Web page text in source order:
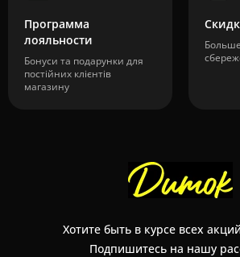
Программа
лояльности
Бонуси та подарунки для
постійних клієнтів
магазину
Хотите быть в курсе всех
Подпишитесь на нашу